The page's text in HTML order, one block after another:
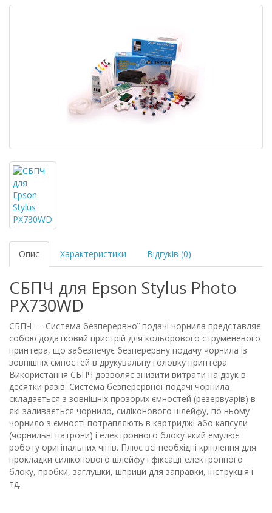
Опис Характеристики Відгуків (0)
СБПЧ для Epson Stylus Photo
PX730WD
СБПЧ — Система безперервної подачі чорнила представляє
собою додатковий пристрій для кольорового струменевого
принтера, що забезпечує безперервну подачу чорнила із
зовнішніх ємностей в друкувальну головку принтера.
Використання СБПЧ дозволяє знизити витрати на друк в
десятки разів. Система безперервної подачі чорнила
складається з зовнішніх прозорих ємностей (резервуарів) в
які заливається чорнило, силіконового шлейфу, по ньому
чорнило з ємності потрапляють в картриджі або капсули
(чорнильні патрони) і електронного блоку який емулює
роботу оригінальних чіпів. Плюс всі необхідні кріплення для
прокладки силіконового шлейфу і фіксації електронного
блоку, пробки, заглушки, шприци для заправки, інструкція і
тд.